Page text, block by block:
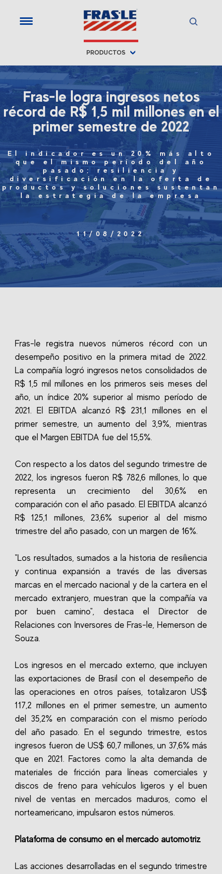
PRODUCTOS
Fras-le logra ingresos netos
récord de R$ 1,5 mil millones en el
primer semestre de 2022
El indicador es un 20% más alto
que el mismo período del año
pasado; resiliencia y
diversificación en la oferta de
productos y soluciones sustentan
la estrategia de la empresa
11/08/2022
Fras-le registra nuevos números récord con un
desempeño positivo en la primera mitad de 2022.
La compañía logró ingresos netos consolidados de
R$ 1,5 mil millones en los primeros seis meses del
año, un índice 20% superior al mismo período de
2021. El EBITDA alcanzó R$ 231,1 millones en el
primer semestre, un aumento del 3,9%, mientras
que el Margen EBITDA fue del 15,5%.
Con respecto a los datos del segundo trimestre de
2022, los ingresos fueron R$ 782,6 millones, lo que
representa un crecimiento del 30,6% en
comparación con el año pasado. El EBITDA alcanzó
R$ 125,1 millones, 23,6% superior al del mismo
trimestre del año pasado, con un margen de 16%.
"Los resultados, sumados a la historia de resiliencia
y continua expansión a través de las diversas
marcas en el mercado nacional y de la cartera en el
mercado extranjero, muestran que la compañía va
por buen camino", destaca el Director de
Relaciones con Inversores de Fras-le, Hemerson de
Souza.
Los ingresos en el mercado externo, que incluyen
las exportaciones de Brasil con el desempeño de
las operaciones en otros países, totalizaron US$
117,2 millones en el primer semestre, un aumento
del 35,2% en comparación con el mismo período
del año pasado. En el segundo trimestre, estos
ingresos fueron de US$ 60,7 millones, un 37,6% más
que en 2021. Factores como la alta demanda de
materiales de fricción para líneas comerciales y
discos de freno para vehículos ligeros y el buen
nivel de ventas en mercados maduros, como el
norteamericano, impulsaron estos números.
Plataforma de consumo en el mercado automotriz
Las acciones desarrolladas en el segundo trimestre